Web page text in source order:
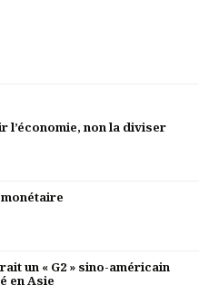
l’économie, non la diviser
un « G2 » sino-américain
en Asie